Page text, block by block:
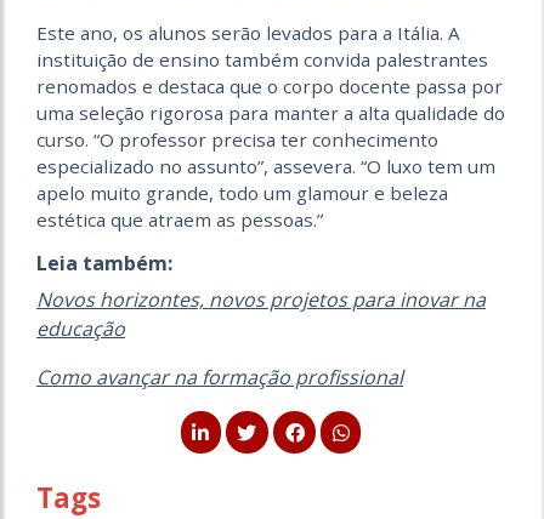
Este ano, os alunos serão levados para a Itália. A
instituição de ensino também convida palestrantes
renomados e destaca que o corpo docente passa por
uma seleção rigorosa para manter a alta qualidade do
curso. “O professor precisa ter conhecimento
especializado no assunto”, assevera. “O luxo tem um
apelo muito grande, todo um glamour e beleza
estética que atraem as pessoas.”
Leia também:
Novos horizontes, novos projetos para inovar na
educação
Como avançar na formação profissional
Tags